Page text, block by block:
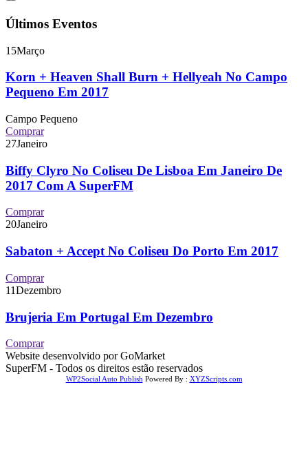
Últimos Eventos
15Março
Korn + Heaven Shall Burn + Hellyeah No Campo
Pequeno Em 2017
Campo Pequeno
Comprar
27Janeiro
Biffy Clyro No Coliseu De Lisboa Em Janeiro De
2017 Com A SuperFM
Comprar
20Janeiro
Sabaton + Accept No Coliseu Do Porto Em 2017
Comprar
11Dezembro
Brujeria Em Portugal Em Dezembro
Comprar
Website desenvolvido por GoMarket
SuperFM - Todos os direitos estão reservados
WP2Social Auto Publish Powered By : XYZScripts.com